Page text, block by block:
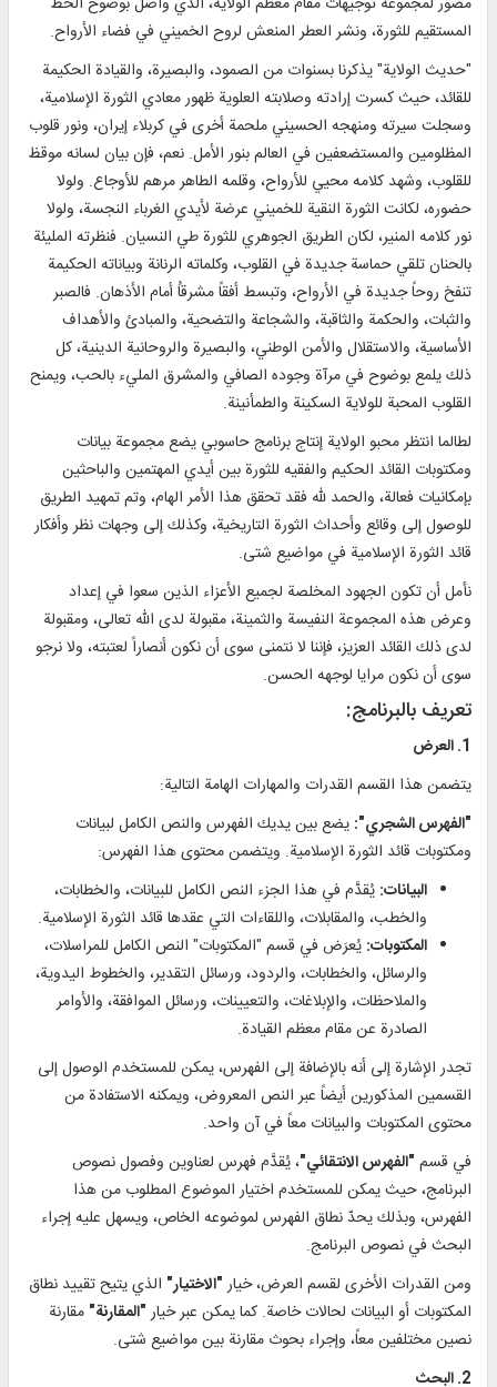
المستقيم للثورة، ونشر العطر المنعش لروح الخميني في فضاء الأرواح.
"حديث الولاية" يذكرنا بسنوات من الصمود، والبصيرة، والقيادة الحكيمة
للقائد، حيث كسرت إرادته وصلابته العلوية ظهور معادي الثورة الإسلامية،
وسجلت سيرته ومنهجه الحسيني ملحمة أخرى في كربلاء إيران، ونور قلوب
المظلومين والمستضعفين في العالم بنور الأمل. نعم، فإن بيان لسانه موقظ
للقلوب، وشهد كلامه محيي للأرواح، وقلمه الطاهر مرهم للأوجاع. ولولا
حضوره، لكانت الثورة النقية للخميني عرضة لأيدي الغرباء النجسة، ولولا
نور كلامه المنير، لكان الطريق الجوهري للثورة طي النسيان. فنظرته المليئة
بالحنان تلقي حماسة جديدة في القلوب، وكلماته الرنانة وبياناته الحكيمة
تنفخ روحاً جديدة في الأرواح، وتبسط أفقاً مشرقاُ أمام الأذهان. فالصبر
والثبات، والحكمة والثاقبة، والشجاعة والتضحية، والمبادئ والأهداف
الأساسية، والاستقلال والأمن الوطني، والبصيرة والروحانية الدينية، كل
ذلك يلمع بوضوح في مرآة وجوده الصافي والمشرق المليء بالحب، ويمنح
القلوب المحبة للولاية السكينة والطمأنينة.
لطالما انتظر محبو الولاية إنتاج برنامج حاسوبي يضع مجموعة بيانات
ومكتوبات القائد الحكيم والفقيه للثورة بين أيدي المهتمين والباحثين
بإمكانيات فعالة، والحمد لله فقد تحقق هذا الأمر الهام، وتم تمهيد الطريق
للوصول إلى وقائع وأحداث الثورة التاريخية، وكذلك إلى وجهات نظر وأفكار
قائد الثورة الإسلامية في مواضيع شتى.
نأمل أن تكون الجهود المخلصة لجميع الأعزاء الذين سعوا في إعداد
وعرض هذه المجموعة النفيسة والثمينة، مقبولة لدى الله تعالى، ومقبولة
لدى ذلك القائد العزيز، فإننا لا نتمنى سوى أن نكون أنصاراً لعتبته، ولا نرجو
سوى أن نكون مرايا لوجهه الحسن.
تعريف بالبرنامج:
1. العرض
يتضمن هذا القسم القدرات والمهارات الهامة التالية:
"الفهرس الشجري": يضع بين يديك الفهرس والنص الكامل لبيانات
ومكتوبات قائد الثورة الإسلامية. ويتضمن محتوى هذا الفهرس:
البيانات: يُقدَّم في هذا الجزء النص الكامل للبيانات، والخطابات،
والخطب، والمقابلات، واللقاءات التي عقدها قائد الثورة الإسلامية.
المكتوبات: يُعرَض في قسم "المكتوبات" النص الكامل للمراسلات،
والرسائل، والخطابات، والردود، ورسائل التقدير، والخطوط اليدوية،
والملاحظات، والإبلاغات، والتعيينات، ورسائل الموافقة، والأوامر
الصادرة عن مقام معظم القيادة.
تجدر الإشارة إلى أنه بالإضافة إلى الفهرس، يمكن للمستخدم الوصول إلى
القسمين المذكورين أيضاً عبر النص المعروض، ويمكنه الاستفادة من
محتوى المكتوبات والبيانات معاً في آن واحد.
في قسم "الفهرس الانتقائي"، يُقدَّم فهرس لعناوين وفصول نصوص
البرنامج، حيث يمكن للمستخدم اختيار الموضوع المطلوب من هذا
الفهرس، وبذلك يحدّ نطاق الفهرس لموضوعه الخاص، ويسهل عليه إجراء
البحث في نصوص البرنامج.
ومن القدرات الأخرى لقسم العرض، خيار"الاختيار" الذي يتيح تقييد نطاق
المكتوبات أو البيانات لحالات خاصة. كما يمكن عبر خيار"المقارنة" مقارنة
نصين مختلفين معاً، وإجراء بحوث مقارنة بين مواضيع شتى.
2. البحث